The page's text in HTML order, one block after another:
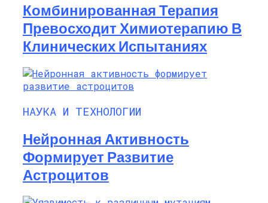
Комбинированная Терапия
Превосходит Химиотерапию В
Клинических Испытаниях
НАУКА И ТЕХНОЛОГИИ
Нейронная Активность
Формирует Развитие
Астроцитов